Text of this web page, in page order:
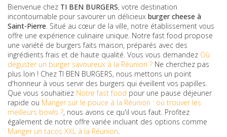
Bienvenue chez TI BEN BURGERS, votre destination
incontournable pour savourer un délicieux burger cheese à
Saint-Pierre. Situé au cœur de la ville, notre établissement vous
offre une expérience culinaire unique. Notre fast food propose
une variété de burgers faits maison, préparés avec des
ingrédients frais et de haute qualité. Vous vous demandez Où
déguster un burger savoureux à la Réunion ? Ne cherchez pas
plus loin ! Chez TI BEN BURGERS, nous mettons un point
d'honneur à vous servir des burgers qui éveillent vos papilles.
Que vous souhaitiez Notre fast food pour une pause déjeuner
rapide ou Manger sur le pouce à la Réunion : où trouver les
meilleurs bowls ?, nous avons ce qu'il vous faut. Profitez
également de notre offre variée incluant des options comme
Manger un tacos XXL à la Réunion.